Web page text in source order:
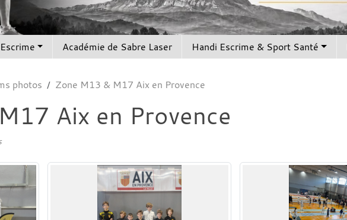
Académie de Sabre Laser Handi Escrime & Sport Santé
photos Zone M13 & M17 Aix en Provence
Aix en Provence